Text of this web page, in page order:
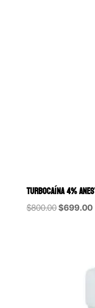
TURBOCAÍNA 4%
$800.00Original
$699.00